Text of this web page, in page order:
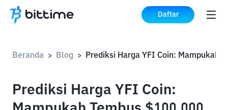
Daftar
Beranda > Blog >
Prediksi Harga YFI Coin: